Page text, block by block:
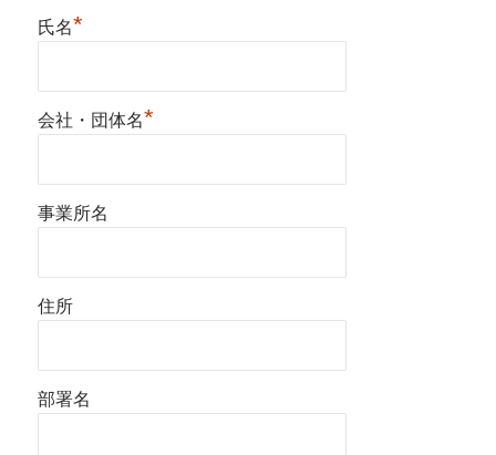
氏名*
会社・団体名*
事業所名
住所
部署名